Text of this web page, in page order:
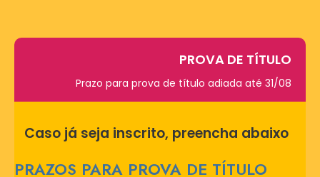
PROVA DE TÍTULO
Prazo para prova de título adiada até 31/08
Caso já seja inscrito, preencha abaixo
PRAZOS PARA PROVA DE TÍTULO